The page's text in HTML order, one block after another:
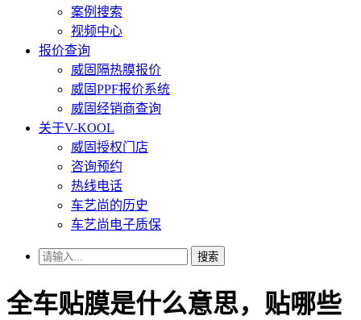
案例搜索
视频中心
报价查询
威固隔热膜报价
威固PPF报价系统
威固经销商查询
关于V-KOOL
威固授权门店
咨询预约
热线电话
车艺尚的历史
车艺尚电子质保
搜索
全车贴膜是什么意思，贴哪些